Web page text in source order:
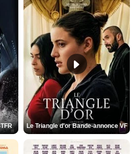
Le Triangle d'or Bande-annonce VF